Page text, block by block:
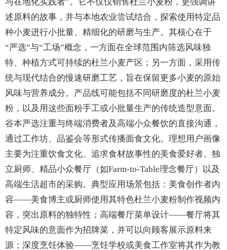
述原料的故事，并与本地农业尝试结合，探索使用特定品
种小麦进行小批量、精细化的研磨与生产。其核心在于
“严选”与“工场”概念，一方面在全球范围内筛选风味独
特、种植方式可持续的杜兰小麦产区；另一方面，采用传
统与现代结合的慢速研磨工艺，旨在保留更多小麦的原始
风味与营养成分。产品线可能包括不同研磨度的杜兰小麦
粉，以及用这些面粉手工或小批量生产的传统造型意面。
谷本严选注重与终端消费者及高端小众餐饮的直接沟通，
通过工作坊、品鉴会等形式传播面食文化。理想用户画像
主要为注重饮食文化、追求食材故事性的美食爱好者、独
立厨师、精品小众餐厅（如Farm-to-Table理念餐厅）以及
高端生活超市的采购。典型应用场景包括：美食创作者内
容——美食博主或厨师使用其特色杜兰小麦粉制作视频内
容，突出原料的独特性；高端餐厅菜单设计——餐厅将其
特定风味的意面作为招牌菜，并可以向顾客展示原料来
源；深度烹饪体验——烹饪学校或美食工作室将其作为教